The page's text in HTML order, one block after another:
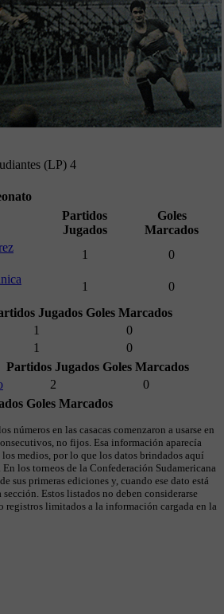
(LP) 4
Partidos
Jugados
Goles
Marcados
1
0
1
0
Jugados Goles Marcados
1
0
1
0
Partidos Jugados Goles Marcados
2
0
Goles Marcados
números en las casacas comenzaron a usarse en
no fijos. Esa información aparecía
los medios, por lo que los datos brindados aquí
los torneos de la Confederación Sudamericana
sus primeras ediciones y, cuando ese dato está
Estos listados no deben considerarse
registros limitados a la información cargada en la